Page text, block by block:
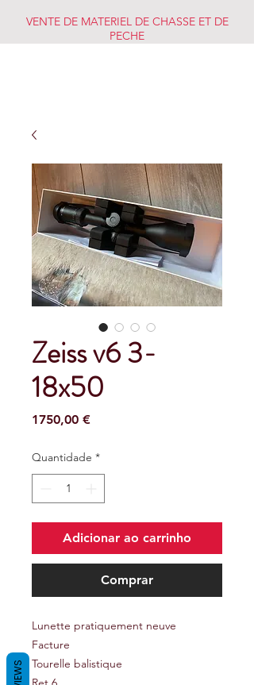
VENTE DE MATERIEL DE CHASSE ET DE
PECHE
Zeiss v6 3-
18x50
1750,00 €Preço
Quantidade *
Adicionar ao carrinho
Comprar
Lunette pratiquement neuve
Facture
Tourelle balistique